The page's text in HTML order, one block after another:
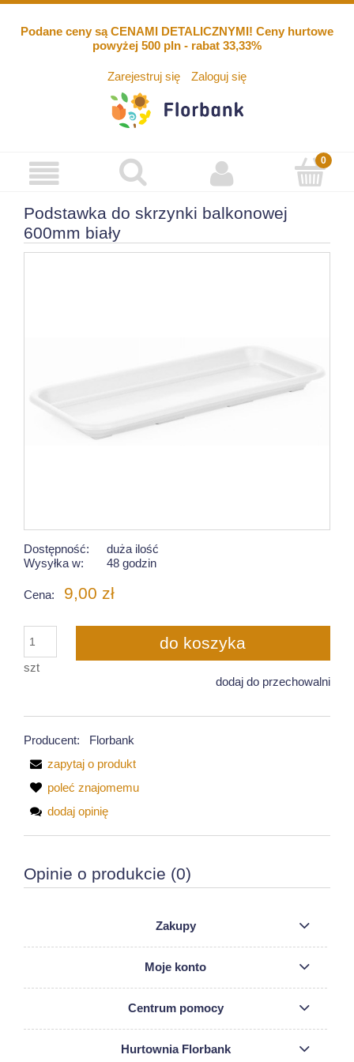
Podane ceny są CENAMI DETALICZNYMI! Ceny hurtowe
powyżej 500 pln - rabat 33,33%
Zarejestruj się Zaloguj się
Podstawka do skrzynki balkonowej
600mm biały
Dostępność:
duża ilość
Wysyłka w:
48 godzin
Cena: 9,00 zł
szt
do koszyka
dodaj do przechowalni
Producent:
Florbank
zapytaj o produkt
poleć znajomemu
dodaj opinię
Opinie o produkcie (0)
Zakupy
Moje konto
Centrum pomocy
Hurtownia Florbank